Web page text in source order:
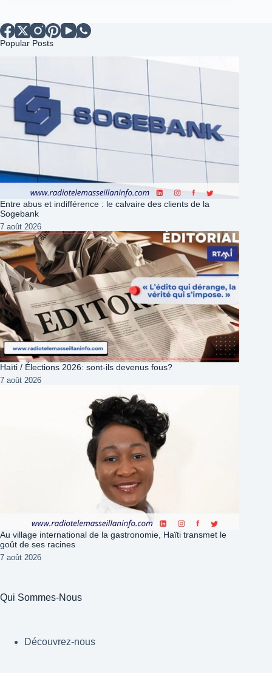
Popular Posts
Entre abus et indifférence : le calvaire des clients de la
Sogebank
7 août 2026
Haïti / Élections 2026: sont-ils devenus fous?
7 août 2026
Au village international de la gastronomie, Haïti transmet le
goût de ses racines
7 août 2026
Qui Sommes-Nous
Découvrez-nous